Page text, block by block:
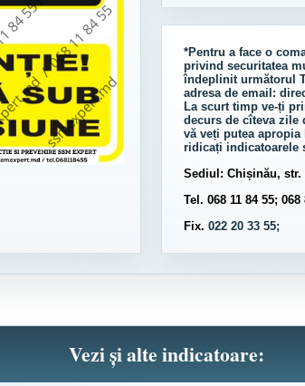
*Pentru a face o
privind securitatea
îndeplinit următorul
adresa de email:
La scurt timp ve-ți
decurs de cîteva zile
vă veți putea
ridicați indicatoarele
Sediul: Chișinău, str.
Tel. 068 11 84 55; 068
Fix. 022 20 33 55;
Vezi și alte indicatoare: